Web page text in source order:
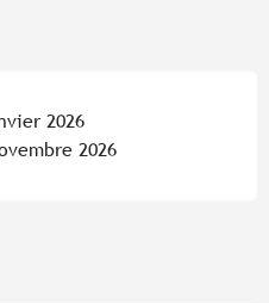
2026
2026